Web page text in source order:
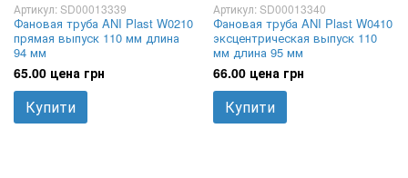
Артикул: SD00013339
Фановая труба ANI Plast W0210
прямая выпуск 110 мм длина
94 мм
65.00 цена грн
Купити
Артикул: SD00013340
Фановая труба ANI Plast W0410
эксцентрическая выпуск 110
мм длина 95 мм
66.00 цена грн
Купити